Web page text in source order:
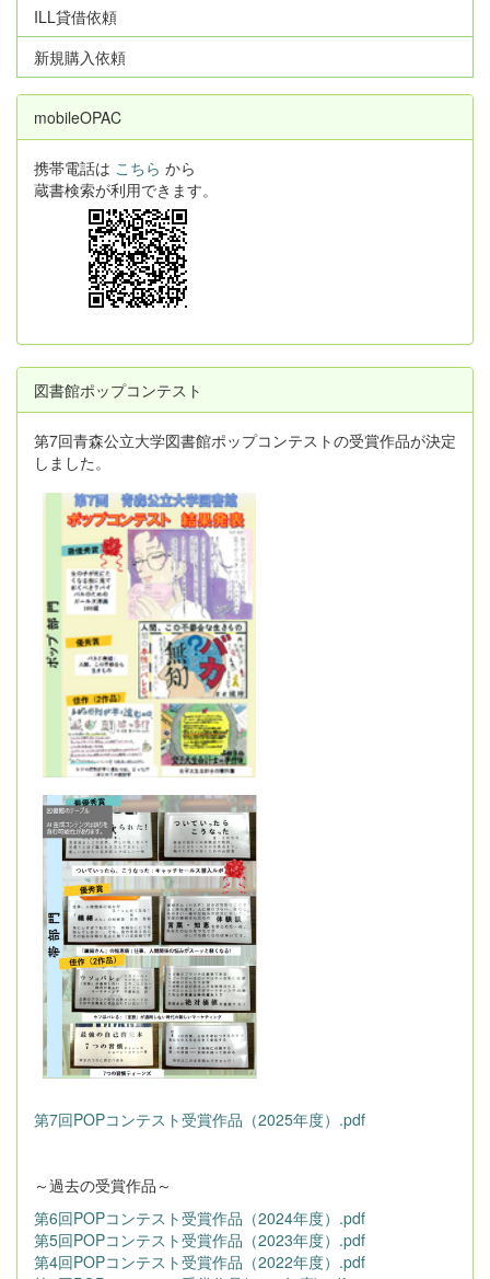
ILL貸借依頼
新規購入依頼
mobileOPAC
携帯電話は こちら から
蔵書検索が利用できます。
図書館ポップコンテスト
第7回青森公立大学図書館ポップコンテストの受賞作品が決定
しました。
第7回POPコンテスト受賞作品（2025年度）.pdf
～過去の受賞作品～
第6回POPコンテスト受賞作品（2024年度）.pdf
第5回POPコンテスト受賞作品（2023年度）.pdf
第4回POPコンテスト受賞作品（2022年度）.pdf